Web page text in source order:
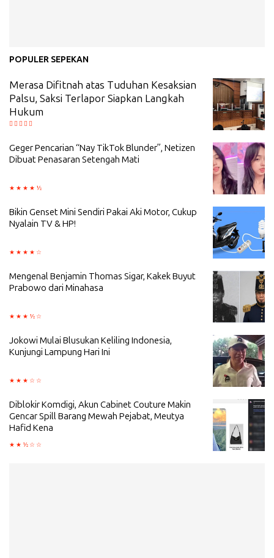
POPULER SEPEKAN
Merasa Difitnah atas Tuduhan Kesaksian
Palsu, Saksi Terlapor Siapkan Langkah
Hukum
Geger Pencarian “Nay TikTok Blunder”, Netizen
Dibuat Penasaran Setengah Mati
Bikin Genset Mini Sendiri Pakai Aki Motor, Cukup
Nyalain TV & HP!
Mengenal Benjamin Thomas Sigar, Kakek Buyut
Prabowo dari Minahasa
Jokowi Mulai Blusukan Keliling Indonesia,
Kunjungi Lampung Hari Ini
Diblokir Komdigi, Akun Cabinet Couture Makin
Gencar Spill Barang Mewah Pejabat, Meutya
Hafid Kena